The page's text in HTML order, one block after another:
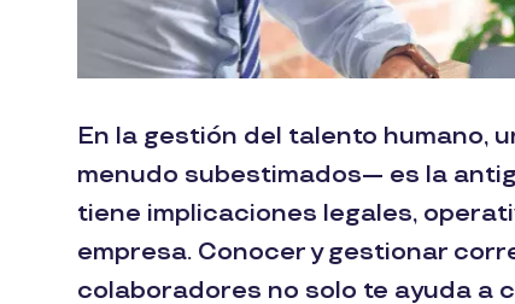
En la gestión del talento humano,
menudo subestimados— es la
tiene implicaciones legales,
empresa. Conocer y gestionar
colaboradores no solo te ayuda a